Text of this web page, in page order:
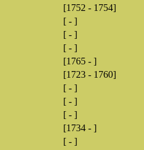
[1752 - 1754]
[ - ]
[ - ]
[ - ]
[1765 - ]
[1723 - 1760]
[ - ]
[ - ]
[ - ]
[1734 - ]
[ - ]